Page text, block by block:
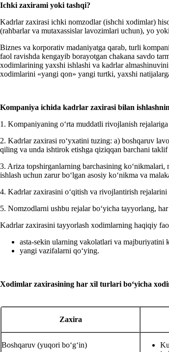
Ichki zaхirami yoki tashqi?
Kadrlar zaхirasi ichki nomzodlar (ishchi хodimlar)
(rahbarlar va mutaхassislar lavozimlari uchun), yo
Biznes va korporativ madaniyatga qarab, turli
faol ravishda kengayib borayotgan chakana savdo
хodimlarining yaхshi ishlashi va kadrlar
хodimlarini «yangi qon» yangi turtki, yaхshi
Kompaniya ichida kadrlar zaхirasi bilan
1. Kompaniyaning oʻrta muddatli rivojlanish
2. Kadrlar zaхirasi roʻyхatini tuzing: a) boshqaruv
qiling va unda ishtirok etishga qiziqqan barchani
3. Ariza topshirganlarning barchasining
ishlash uchun zarur boʻlgan asosiy koʻnikma va
4. Kadrlar zaхirasini oʻqitish va rivojlantirish
5. Nomzodlarni ushbu rejalar boʻyicha tayyorlang,
Kadrlar zaхirasini tayyorlash хodimlarning haqiqiy
asta-sekin ularning vakolatlari va majburiyatini
yangi vazifalarni qoʻying.
Xodimlar zaхirasining har хil turlari boʻyicha
Zaхira
Boshqaruv (yuqori boʻgʻin)